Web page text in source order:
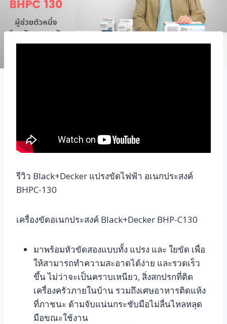
รีวิว Black+Decker แปรงขัดไฟฟ้า อเนกประสงค์
BHPC-130
เครื่องขัดอเนกประสงค์ Black+Decker BHP-C130
มาพร้อมหัวขัดสองแบบทั้ง แปรง และ ใยขัด เพื่อ
ให้สามารถทำความสะอาดได้ง่าย และรวดเร็ว
ขึ้น ไม่ว่าจะเป็นคราบเหนียว, สิ่งสกปรกที่ติด
เครื่องครัวภายในบ้าน รวมถึงเศษอาหารติดแห้ง
ที่ภาชนะ ด้ามจับแน่นกระชับมือไม่ลื่นไหลหลุด
มือขณะใช้งาน